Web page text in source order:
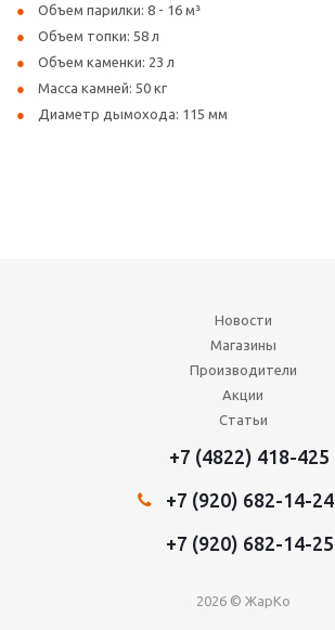
Объем парилки: 8 - 16 м³
Объем топки: 58 л
Объем каменки: 23 л
Масса камней: 50 кг
Диаметр дымохода: 115 мм
Новости
Магазины
Производители
Акции
Статьи
+7 (4822) 418-425
+7 (920) 682-14-24
+7 (920) 682-14-25
2026 © ЖарКо